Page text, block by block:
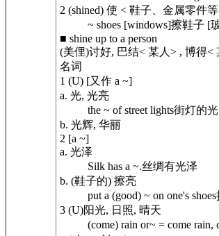
2 (shined) 使 < 鞋子、金属零件
~ shoes [windows]擦鞋子 [
■ shine up to a person
(美俚)讨好, 巴结< 某人> , 博得<
名词
1 (U) [又作 a ~]
a. 光, 光亮
the ~ of street lights街灯的光
b. 光辉, 华丽
2 [a ~]
a. 光泽
Silk has a ~.丝绸有光泽
b. (鞋子的) 擦亮
put a (good) ~ on one's shoes
3 (U)阳光, 日照, 晴天
(come) rain or~ = come rain,